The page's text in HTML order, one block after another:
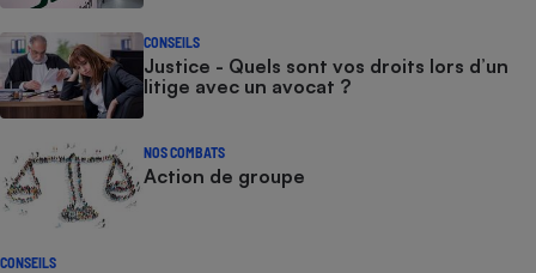
CONSEILS
Justice - Quels sont vos droits lors d’un
litige avec un avocat ?
NOS COMBATS
Action de groupe
CONSEILS